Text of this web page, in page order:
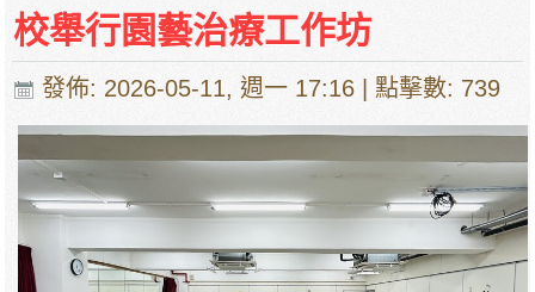
校舉行園藝治療工作坊
發佈: 2026-05-11, 週一 17:16 | 點擊數: 739